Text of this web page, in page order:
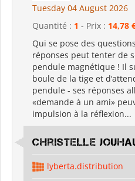
Tuesday 04 August 2026
Quantité : 1 - Prix : 14,78
Qui se pose des
réponses peut tenter de
pendule magnétique ! Il
boule de la tige et
pendule - ses réponses
«demande à un ami»
impulsion à la réflexion...
Christelle
lyberta.distribution